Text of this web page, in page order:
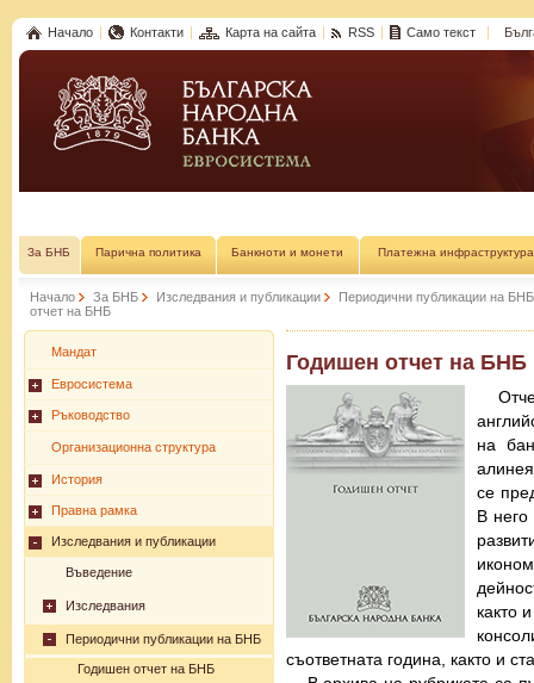
Начало Контакти Карта на сайта RSS Само текст
За БНБ Парична политика Банкноти и монети Платежна инфраструктура
Начало За БНБ Изследвания и публикации
Периодични публикации на БНБ
отчет на БНБ
Мандат
Евросистема
Ръководство
Организационна структура
История
Правна рамка
Изследвания и публикации
Въведение
Изследвания
Периодични публикации на БНБ
Годишен отчет на БНБ
Годишен отчет на БНБ
на
се
В
както
съответната година, както и